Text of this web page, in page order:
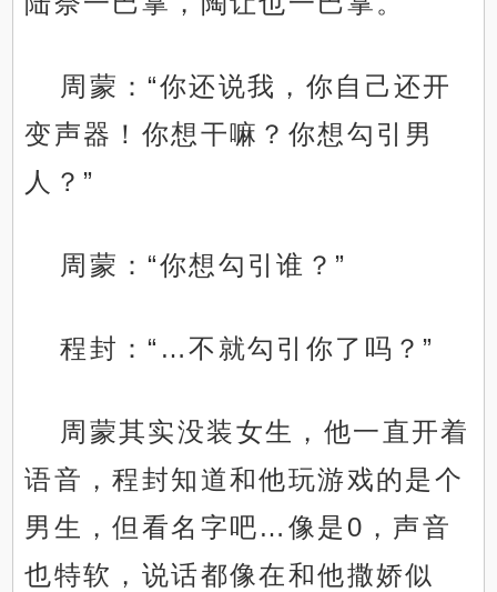
周蒙：“你还说我，你自己还开
变声器！你想干嘛？你想勾引男
人？”
周蒙：“你想勾引谁？”
程封：“…不就勾引你了吗？”
周蒙其实没装女生，他一直开着
语音，程封知道和他玩游戏的是个
男生，但看名字吧…像是0，声音
也特软，说话都像在和他撒娇似